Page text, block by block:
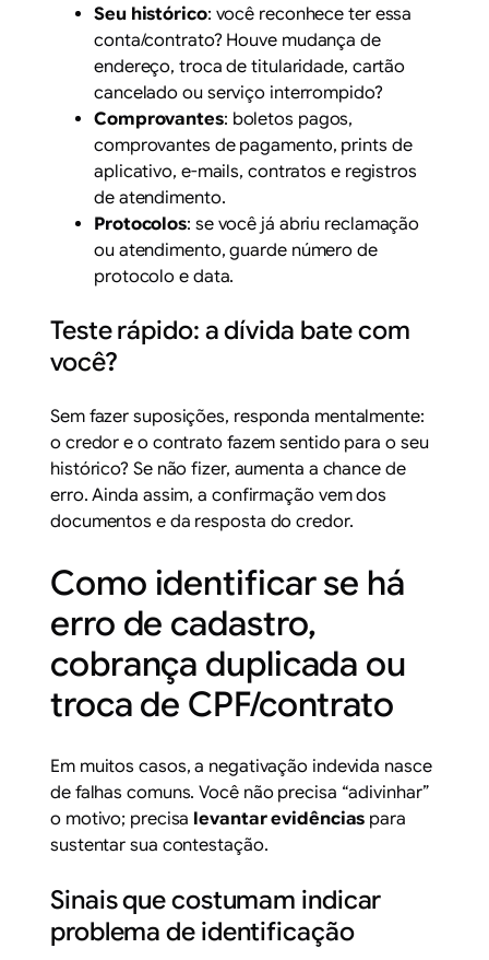
Seu histórico: você reconhece ter essa
conta/contrato? Houve mudança de
endereço, troca de titularidade, cartão
cancelado ou serviço interrompido?
Comprovantes: boletos pagos,
comprovantes de pagamento, prints de
aplicativo, e-mails, contratos e registros
de atendimento.
Protocolos: se você já abriu reclamação
ou atendimento, guarde número de
protocolo e data.
Teste rápido: a dívida bate com
você?
Sem fazer suposições, responda mentalmente:
o credor e o contrato fazem sentido para o seu
histórico? Se não fizer, aumenta a chance de
erro. Ainda assim, a confirmação vem dos
documentos e da resposta do credor.
Como identificar se há
erro de cadastro,
cobrança duplicada ou
troca de CPF/contrato
Em muitos casos, a negativação indevida nasce
de falhas comuns. Você não precisa “adivinhar”
o motivo; precisa levantar evidências para
sustentar sua contestação.
Sinais que costumam indicar
problema de identificação